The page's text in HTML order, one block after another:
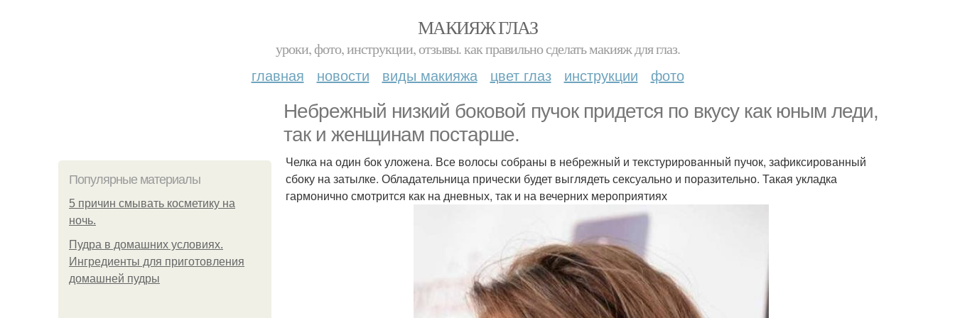
МАКИЯЖ ГЛАЗ
уроки, фото, инструкции, отзывы. как правильно сделать макияж для глаз.
главная новости виды макияжа цвет глаз инструкции фото
Небрежный низкий боковой пучок придется по вкусу как юным леди,
так и женщинам постарше.
Популярные материалы
5 причин смывать косметику на
ночь.
Пудра в домашних условиях.
Ингредиенты для приготовления
домашней пудры
Челка на один бок уложена. Все волосы собраны в небрежный и текстурированный пучок, зафиксированный
сбоку на затылке. Обладательница прически будет выглядеть сексуально и поразительно. Такая укладка
гармонично смотрится как на дневных, так и на вечерних мероприятиях